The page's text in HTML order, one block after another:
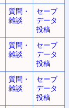
質問・
雑談
セーブ
データ
投稿
質問・
雑談
セーブ
データ
投稿
質問・
雑談
セーブ
データ
投稿